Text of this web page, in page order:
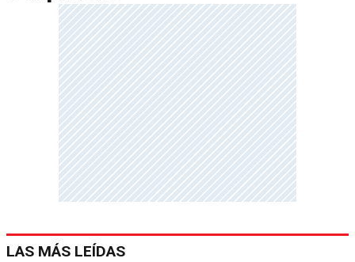
LAS MÁS LEÍDAS